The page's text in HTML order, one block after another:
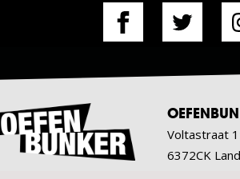
Voltastraat
6372CK